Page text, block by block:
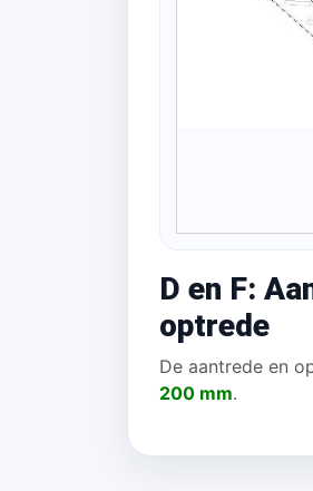
D en F:
optrede
De aantrede en
200 mm.